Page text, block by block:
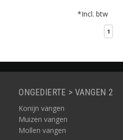
*Incl. btw
1
ONGEDIERTE > VANGEN 2
Konijn vangen
Muizen vangen
Mollen vangen